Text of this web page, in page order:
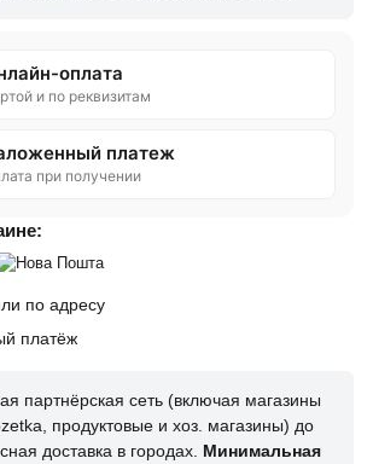
оплата
и по реквизитам
платеж
при получении
по адресу
платёж
партнёрская сеть (включая магазины
продуктовые и хоз. магазины) до
доставка в городах. Минимальная